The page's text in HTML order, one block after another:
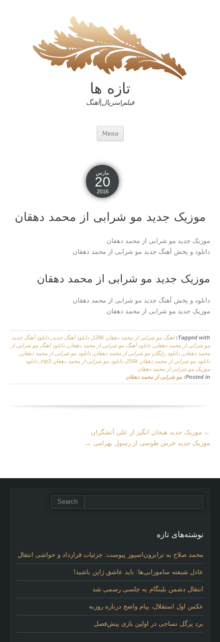
تازه ها
فیلم|سریال|آهنگ
Menu
مارس
20
2016
موزیک جدید مو شرابی از محمد دهقان
موزیک جدید مو شرابی از محمد دهقان
دانلود و پخش آهنگ جدید مو شرابی از محمد دهقان
موزیک جدید مو شرابی از محمد دهقان
دانلود و پخش آهنگ جدید مو شرابی از محمد دهقان
موزیک جدید مو شرابی از محمد دهقان
Tagged with: اهنگ مو شرابی از محمد دهقان 128k دانلود آهنگ جدید
دانلود آهنگ جدید
مو شرابی از محمد دهقان دانلود آهنگ مو شرابی از محمد دهقان دانلود اهنگ مو شرابی از
محمد دهقان دانلود رایگان مو شرابی از محمد دهقان دانلود مو شرابی از محمد دهقان
دانلود مو شرابی از محمد دهقان 256k
دانلود مو شرابی از محمد دهقان mp3
دانلود
موزیک مو شرابی از محمد دهقان
Posted in: مو شرابی از محمد دهقان
More
Articles
← موزیک جدید هیجان انگیز از علی آتشگران
موزیک جدید خرس طوسی از رسول بهرامی →
نوشته‌های تازه
محمد صلاح به ترابزون‌اسپور پیوست: جزئیات قرارداد و حواشی انتقال
عادل شیفته سامورایی‌ها: باید عاشق ژاپن باشید!
انتقال دشمن بلینگام به چلسی رسمی شد
عکس اول استقلال، پیام واضح درباره روزبه
برد پرگل نساجی در اولین بازی پیش‌فصل